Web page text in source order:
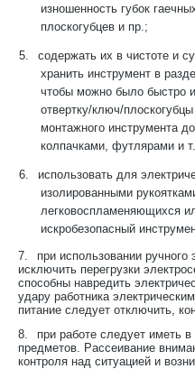
изношенность губок
плоскогубцев и пр.;
5.
содержать их в чистоте и
хранить инструмент в
чтобы можно было быстро
отвертку/ключ/
монтажного инструмента
колпачками, футлярами и
6.
использовать для
изолированными
легковоспламеняющихся
искробезопасный
7.
при использовании ручного
исключить перегрузки
способны навредить
удару работника
питание следует отключить,
8.
при работе следует иметь
предметов. Рассеивание
контроля над ситуацией и